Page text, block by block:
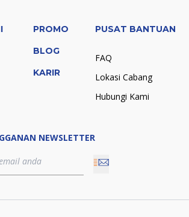
PROMO
BLOG
KARIR
PUSAT BANTUAN
FAQ
Lokasi Cabang
Hubungi Kami
NEWSLETTER